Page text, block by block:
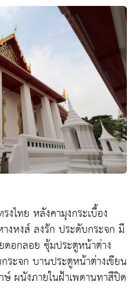
ไทย หลังคามุงกระเบื้อง
งหงส์ ลงรัก ประดับกระจก มี
อกลอย ซุ้มประตูหน้าต่าง
ะจก บานประตูหน้าต่างเขียน
ผนังภายในฝ้าเพดานทาสีปิด